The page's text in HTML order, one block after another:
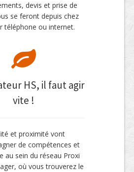
devis et prise de
se feront depuis chez
téléphone ou internet.
HS, il faut agir
vite !
et proximité vont
de compétences et
au sein du réseau Proxi
où vous trouverez le